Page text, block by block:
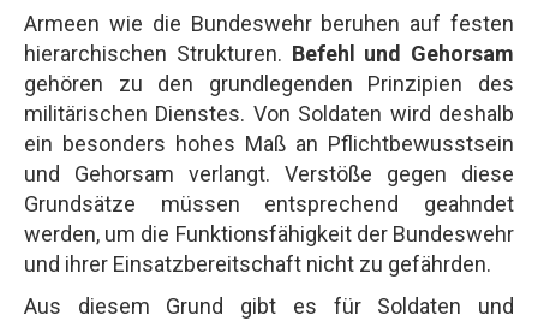
Armeen wie die Bundeswehr beruhen auf festen
hierarchischen Strukturen. Befehl und Gehorsam
gehören zu den grundlegenden Prinzipien des
militärischen Dienstes. Von Soldaten wird deshalb
ein besonders hohes Maß an Pflichtbewusstsein
und Gehorsam verlangt. Verstöße gegen diese
Grundsätze müssen entsprechend geahndet
werden, um die Funktionsfähigkeit der Bundeswehr
und ihrer Einsatzbereitschaft nicht zu gefährden.
Aus diesem Grund gibt es für Soldaten und